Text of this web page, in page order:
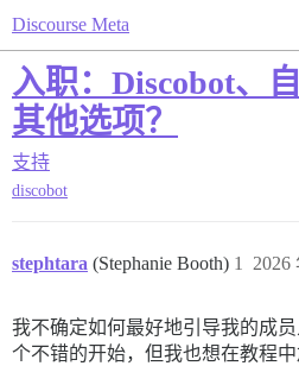
Discourse Meta
入职：Discobot、
其他选项？
支持
discobot
stephtara (Stephanie Booth) 2026
1
我不确定如何最好地引导我的成
个不错的开始，但我也想在教程